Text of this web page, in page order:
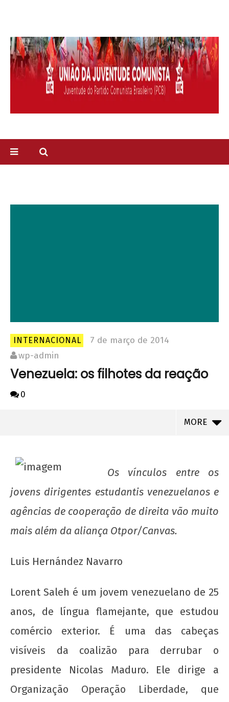
INTERNACIONAL
7 de março de 2014
wp-admin
Venezuela: os filhotes da reação
0
MORE
Venezuela: os filhotes da reação
7 de
março
2014
admin
Os vínculos entre os
jovens dirigentes estudantis venezuelanos e
agências de cooperação de direita vão muito
mais além da aliança Otpor/Canvas.
Luis Hernández Navarro
Lorent Saleh é um jovem venezuelano de 25
anos, de língua flamejante, que estudou
comércio exterior. É uma das cabeças
visíveis da coalizão para derrubar o
presidente Nicolas Maduro. Ele dirige a
Organização Operação Liberdade, que